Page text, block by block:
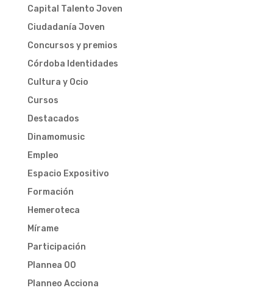
Capital Talento Joven
Ciudadanía Joven
Concursos y premios
Córdoba Identidades
Cultura y Ocio
Cursos
Destacados
Dinamomusic
Empleo
Espacio Expositivo
Formación
Hemeroteca
Mírame
Participación
Plannea 00
Planneo Acciona